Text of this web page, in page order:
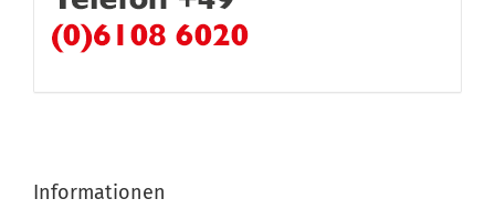
Informationen